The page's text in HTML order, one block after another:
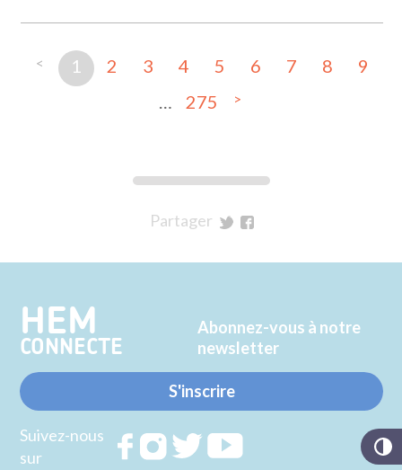
< 1 2 3 4 5 6 7 8
9
…
275 >
Partager
Twitter
Facebook
HEM
CONNECTE
Abonnez-vous à notre
newsletter
S'inscrire
Suivez-nous
sur
RejoignezRejoignezRejoignez